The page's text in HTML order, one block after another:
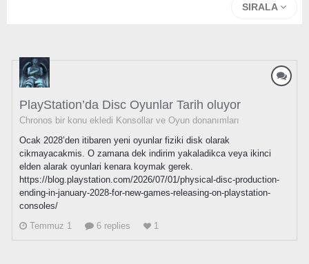
SIRALA
PlayStation’da Disc Oyunlar Tarih oluyor
Chronos bir konu ekledi Konsollar ve Oyun donanımları
Ocak 2028’den itibaren yeni oyunlar fiziki disk olarak
cikmayacakmis. O zamana dek indirim yakaladikca veya ikinci
elden alarak oyunlari kenara koymak gerek.
https://blog.playstation.com/2026/07/01/physical-disc-production-
ending-in-january-2028-for-new-games-releasing-on-playstation-
consoles/
Temmuz 1
6 replies 1